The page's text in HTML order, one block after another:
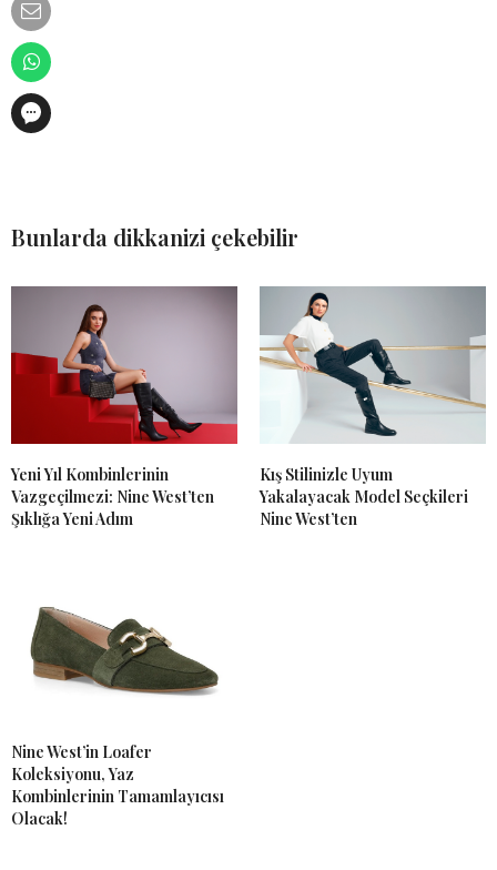
Bunlarda dikkanizi çekebilir
Yeni Yıl Kombinlerinin
Vazgeçilmezi: Nine West’ten
Şıklığa Yeni Adım
Kış Stilinizle Uyum
Yakalayacak Model Seçkileri
Nine West’ten
Nine West’in Loafer
Koleksiyonu, Yaz
Kombinlerinin Tamamlayıcısı
Olacak!